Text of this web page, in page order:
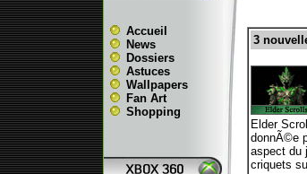
Accueil
News
Dossiers
Astuces
Wallpapers
Fan Art
Shopping
3
Elder
donnÃ©e
aspect du
criquets